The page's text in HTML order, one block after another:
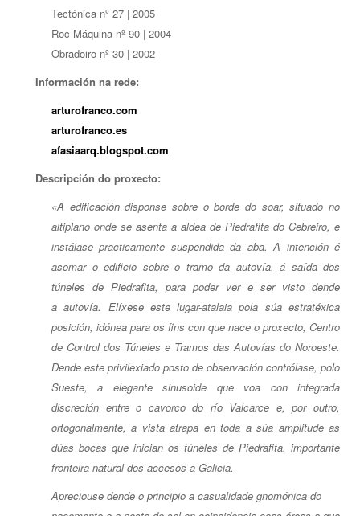
Tectónica nº 27 | 2005
Roc Máquina nº 90 | 2004
Obradoiro nº 30 | 2002
Información na rede:
arturofranco.com
arturofranco.es
afasiaarq.blogspot.com
Descripción do proxecto:
«A edificación disponse sobre o borde do soar, situado no
altiplano onde se asenta a aldea de Piedrafita do Cebreiro, e
instálase practicamente suspendida da aba. A intención é
asomar o edificio sobre o tramo da autovía, á saída dos
túneles de Piedrafita, para poder ver e ser visto dende
a autovía. Elíxese este lugar-atalaia pola súa estratéxica
posición, idónea para os fins con que nace o proxecto, Centro
de Control dos Túneles e Tramos das Autovías do Noroeste.
Dende este privilexiado posto de observación contrólase, polo
Sueste, a elegante sinusoide que voa con integrada
discreción entre o cavorco do río Valcarce e, por outro,
ortogonalmente, a vista atrapa en toda a súa amplitude as
dúas bocas que inician os túneles de Piedrafita, importante
fronteira natural dos accesos a Galicia.
Apreciouse dende o principio a casualidade gnomónica do